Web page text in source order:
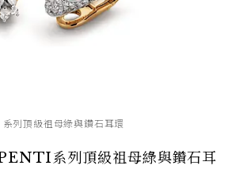
頂級祖母綠與鑽石耳環
系列頂級祖母綠與鑽石耳